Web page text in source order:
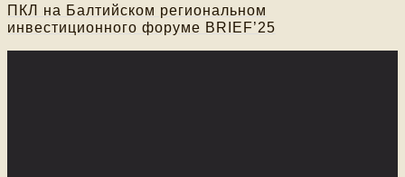
ПКЛ на Балтийском региональном
инвестиционного форуме BRIEF’25